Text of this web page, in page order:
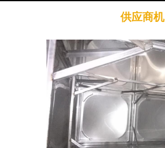
供应商机